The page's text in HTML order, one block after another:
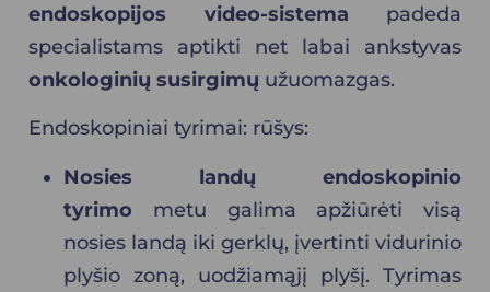
endoskopijos video-sistema padeda
specialistams aptikti net labai ankstyvas
onkologinių susirgimų užuomazgas.
Endoskopiniai tyrimai: rūšys:
Nosies landų
endoskopinio
tyrimo metu galima apžiūrėti visą
nosies landą iki gerklų, įvertinti vidurinio
plyšio zoną, uodžiamąjį plyšį. Tyrimas